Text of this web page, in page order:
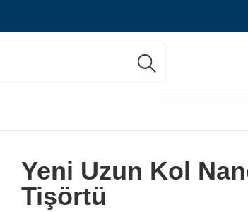
Yeni Uzun Kol
Tişörtü